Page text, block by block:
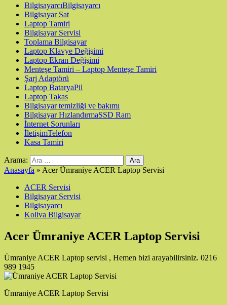
BilgisayarcıBilgisayarcı
Bilgisayar Sat
Laptop Tamiri
Bilgisayar Servisi
Toplama Bilgisayar
Laptop Klavye Değişimi
Laptop Ekran Değişimi
Menteşe Tamiri – Laptop Menteşe Tamiri
Şarj Adaptörü
Laptop BataryaPil
Laptop Takas
Bilgisayar temizliği ve bakımı
Bilgisayar HızlandırmaSSD Ram
İnternet Sorunları
İletişimTelefon
Kasa Tamiri
Arama:
Anasayfa » Acer Ümraniye ACER Laptop Servisi
ACER Servisi
Bilgisayar Servisi
Bilgisayarcı
Koliva Bilgisayar
Acer Ümraniye ACER Laptop Servisi
Ümraniye ACER Laptop servisi , Hemen bizi arayabilirsiniz. 0216
989 1945
Ümraniye ACER Laptop Servisi